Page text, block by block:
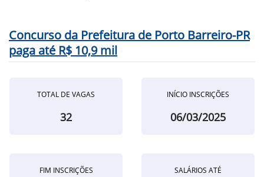
Concurso da Prefeitura de Porto Barreiro-PR
paga até R$ 10,9 mil
TOTAL DE VAGAS
32
INÍCIO INSCRIÇÕES
06/03/2025
FIM INSCRIÇÕES SALÁRIOS ATÉ